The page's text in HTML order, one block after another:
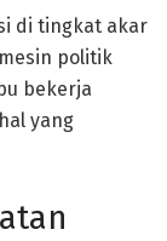
di tingkat akar
politik
bekerja
yang